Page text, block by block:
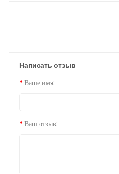
Написать отзыв
Ваше имя:
Ваш отзыв: